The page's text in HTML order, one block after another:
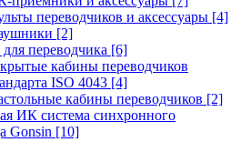
переводчиков и аксессуары [4]
[2]
переводчика [6]
кабины переводчиков
ISO 4043 [4]
кабины переводчиков [2]
ИК система синхронного
Gonsin [10]